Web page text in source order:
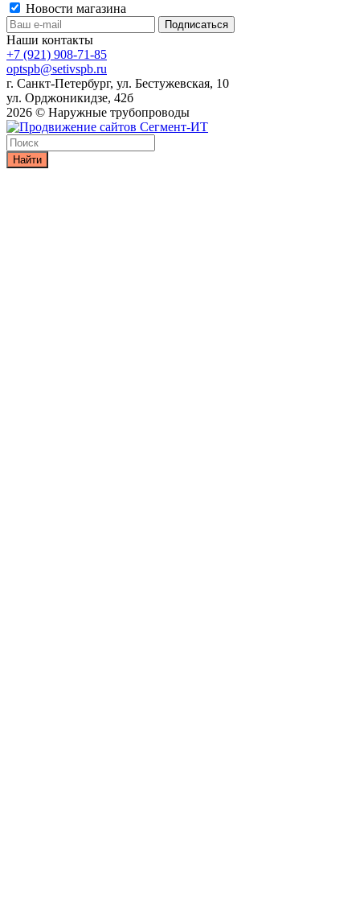
Новости магазина
Наши контакты
+7 (921) 908-71-85
optspb@setivspb.ru
г. Санкт-Петербург, ул. Бестужевская, 10
ул. Орджоникидзе, 42б
2026 © Наружные трубопроводы
Найти